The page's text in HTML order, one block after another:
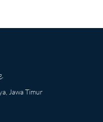
Jawa Timur